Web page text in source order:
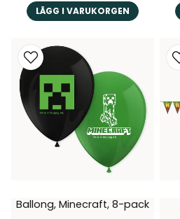
LÄGG I VARUKORGEN
Ballong, Minecraft, 8-pack